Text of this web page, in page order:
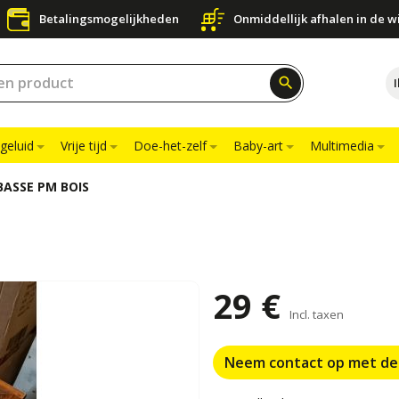
Betalingsmogelijkheden Onmiddellijk afhalen in de
search
Vrije tijd Doe-het-zelf Baby-art Multimedia
PM BOIS
29 € Incl. taxen
Neem contact op met